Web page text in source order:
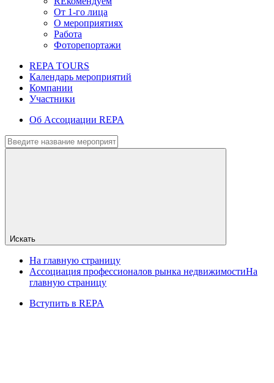
От 1-го лица
О мероприятиях
Работа
Фоторепортажи
REPA TOURS
Календарь мероприятий
Компании
Участники
Об Ассоциации REPA
Искать
На главную страницу
Ассоциация профессионалов рынка недвижимостиНа
главную страницу
Вступить в REPA